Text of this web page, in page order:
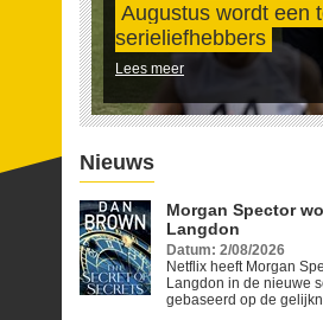
Augustus wordt een
serieliefhebbers
Lees meer
Nieuws
Morgan Spector
Langdon
Datum: 2/08/2026
Netflix heeft Morgan
Langdon in de nieuwe
gebaseerd op de